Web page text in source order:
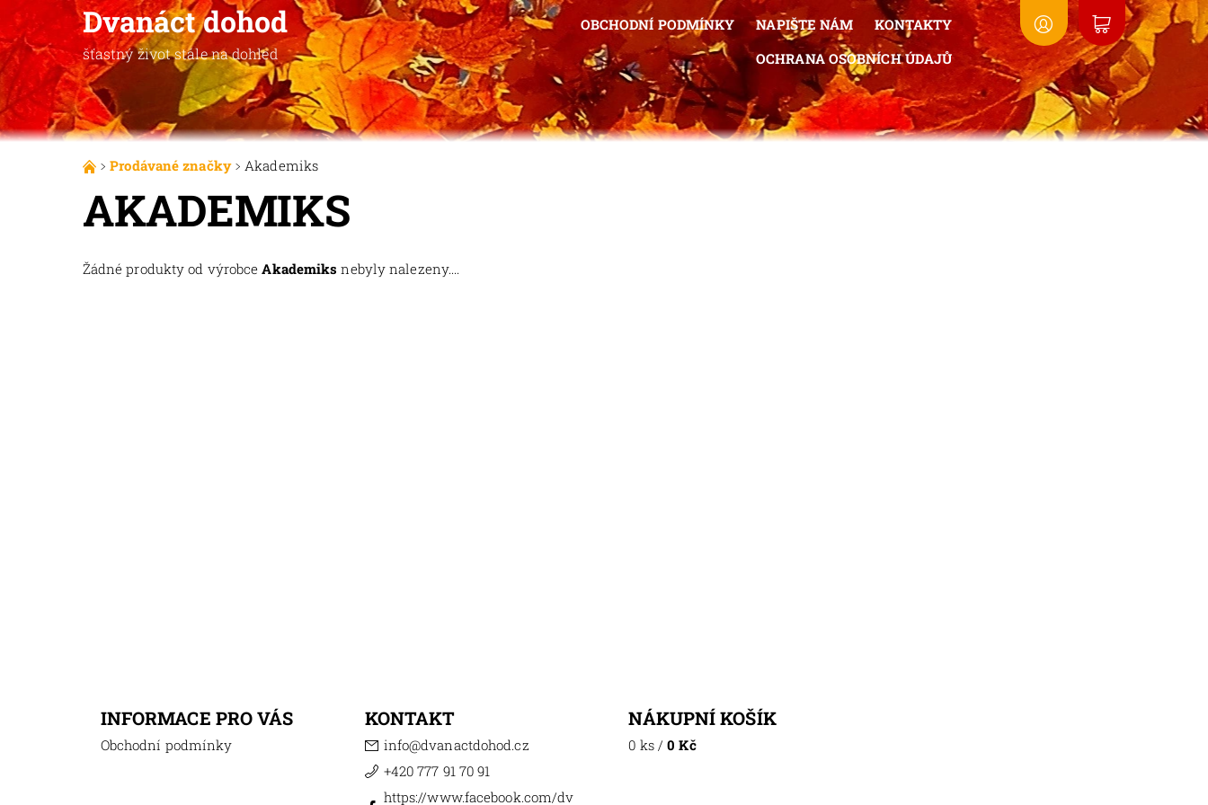
Dvanáct dohod
šťastný život stále na dohled
OBCHODNÍ PODMÍNKY NAPIŠTE NÁM
KONTAKTY
OCHRANA OSOBNÍCH ÚDAJŮ
Prodávané značky Akademiks
AKADEMIKS
Žádné produkty od výrobceAkademiks nebyly nalezeny....
INFORMACE PRO VÁS
Obchodní podmínky
KONTAKT
info@dvanactdohod.cz
+420 777 91 70 91
https://www.facebook.com/dv
NÁKUPNÍ KOŠÍK
0 ks/0 Kč